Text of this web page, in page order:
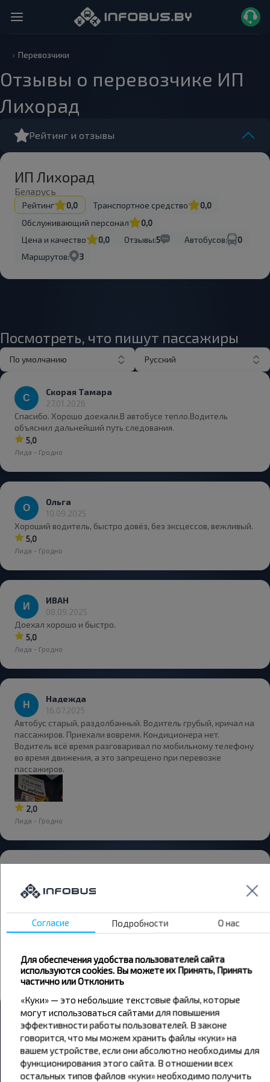
Перевозчики
Отзывы о перевозчике ИП
Лихорад
Рейтинг и отзывы
ИП Лихорад
Беларусь
Рейтинг 0,0 Транспортное средство
0,0
Обслуживающий персонал
0,0
Цена и качество
0,0 Отзывы:5 Автобусов:
0
Маршрутов:
3
Посмотреть, что пишут пассажиры
По умолчанию Русский
Скорая Тамара
27.01.2026
Спасибо. Хорошо доехали.В автобусе тепло.Водитель
объяснил дальнейший путь следования.
5,0
Лида - Гродно
Ольга
10.09.2025
Хороший водитель, быстро довёз, без эксцессов, вежливый.
5,0
Лида - Гродно
ИВАН
08.09.2025
Доехал хорошо и быстро.
5,0
Лида - Гродно
Надежда
16.07.2025
Автобус старый, раздолбанный. Водитель грубый, кричал на
пассажиров. Приехали вовремя. Кондиционера нет.
Водитель всё время разговаривал по мобильному телефону
во время движения, а это запрещено при перевозке
пассажиров.
2,0
Лида - Гродно
Брали билет через интернет, при посадке водитель не
получил документы у диспетчера и подошёл к нам, чтобы
сообщить, что все в порядке с билетами. Доехали
Спасибо.
5,0
Согласие Подробности О нас
Для обеспечения удобства пользователей сайта
используются cookies. Вы можете их Принять, Принять
частично или Отклонить
«Куки» — это небольшие текстовые файлы, которые
могут использоваться сайтами для повышения
эффективности работы пользователей. В законе
говорится, что мы можем хранить файлы «куки» на
вашем устройстве, если они абсолютно необходимы для
функционирования этого сайта. В отношении всех
остальных типов файлов «куки» необходимо получить